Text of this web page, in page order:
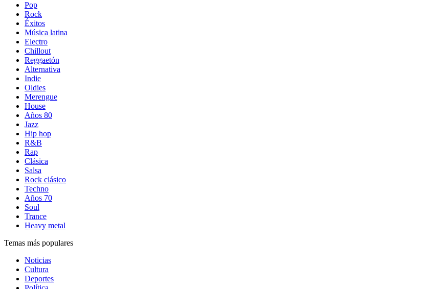
Pop
Rock
Éxitos
Música latina
Electro
Chillout
Reggaetón
Alternativa
Indie
Oldies
Merengue
House
Años 80
Jazz
Hip hop
R&B
Rap
Clásica
Salsa
Rock clásico
Techno
Años 70
Soul
Trance
Heavy metal
Temas más populares
Noticias
Cultura
Deportes